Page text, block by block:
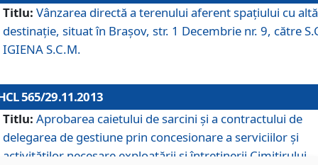
Titlu: Vânzarea directă a terenului aferent spaţiului cu altă
destinaţie, situat în Braşov, str. 1 Decembrie nr. 9, către
IGIENA S.C.M.
565/29.11.2013
Titlu: Aprobarea caietului de sarcini şi a contractului de
delegarea de gestiune prin concesionare a serviciilor şi
activităţilor necesare exploatării şi întreţinerii Cimitirului